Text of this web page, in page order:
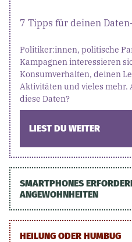
7 Tipps für deinen
Politiker:innen, politische
Kampagnen interessieren
Konsumverhalten, deinen
Aktivitäten und vieles mehr.
diese Daten?
LIEST DU WEITER
SMARTPHONES
ANGEWOHNHEITEN
HEILUNG ODER HUMBUG